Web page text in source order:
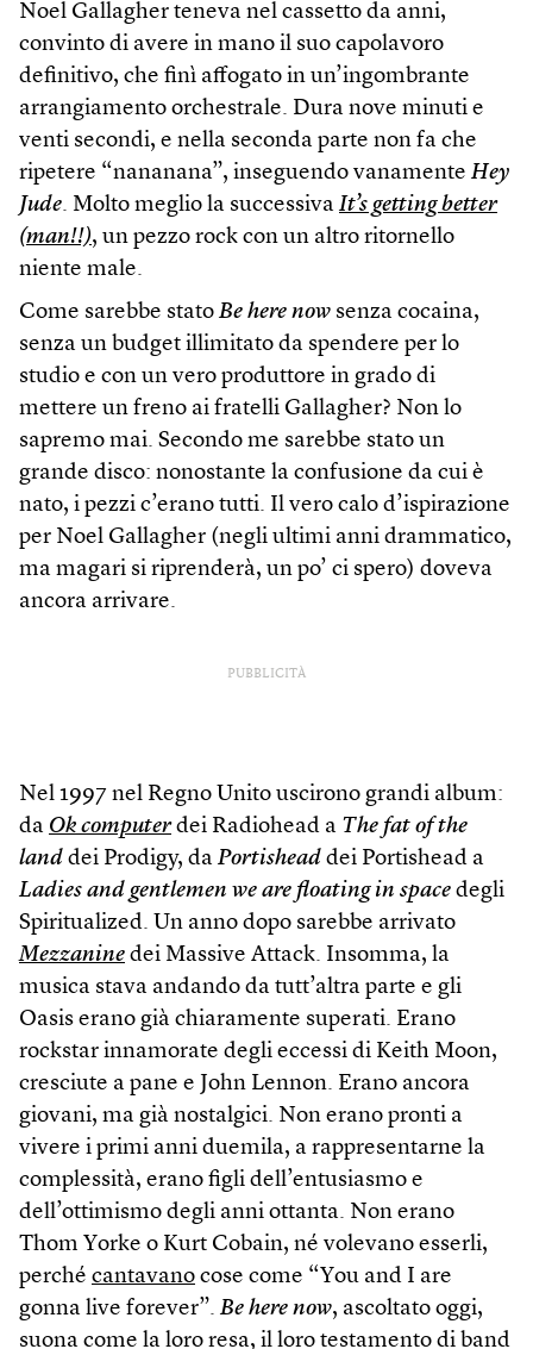
Noel Gallagher teneva nel cassetto da anni,
convinto di avere in mano il suo capolavoro
definitivo, che finì affogato in un’ingombrante
arrangiamento orchestrale. Dura nove minuti e
venti secondi, e nella seconda parte non fa che
ripetere “nananana”, inseguendo vanamente Hey
Jude. Molto meglio la successiva It’s getting better
(man!!), un pezzo rock con un altro ritornello
niente male.
Come sarebbe stato Be here now senza cocaina,
senza un budget illimitato da spendere per lo
studio e con un vero produttore in grado di
mettere un freno ai fratelli Gallagher? Non lo
sapremo mai. Secondo me sarebbe stato un
grande disco: nonostante la confusione da cui è
nato, i pezzi c’erano tutti. Il vero calo d’ispirazione
per Noel Gallagher (negli ultimi anni drammatico,
ma magari si riprenderà, un po’ ci spero) doveva
ancora arrivare.
PUBBLICITÀ
Nel 1997 nel Regno Unito uscirono grandi album:
da Ok computerdei Radiohead a The fat of the
land dei Prodigy, da Portishead dei Portishead a
Ladies and gentlemen we are floating in space degli
Spiritualized. Un anno dopo sarebbe arrivato
Mezzanine dei Massive Attack. Insomma, la
musica stava andando da tutt’altra parte e gli
Oasis erano già chiaramente superati. Erano
rockstar innamorate degli eccessi di Keith Moon,
cresciute a pane e John Lennon. Erano ancora
giovani, ma già nostalgici. Non erano pronti a
vivere i primi anni duemila, a rappresentarne la
complessità, erano figli dell’entusiasmo e
dell’ottimismo degli anni ottanta. Non erano
Thom Yorke o Kurt Cobain, né volevano esserli,
perché cantavano cose come “You and I are
gonna live forever”. Be here now, ascoltato oggi,
suona come la loro resa, il loro testamento di band